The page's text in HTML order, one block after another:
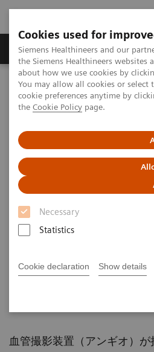
Cookies used for
Siemens Healthineers and our
the Siemens Healthineers websites
about how we use cookies by
You may allow all cookies or
cookie preferences anytime by
the Cookie Policy page.
Necessary
Statistics
Cookie declaration Show details
製品＆サービス サポ
ホーム 画像診断・治療装置 血
血管撮影装置
血管撮影装置（アンギオ）